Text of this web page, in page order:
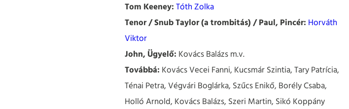
Tom Keeney:Tóth Zolka
Tenor / Snub Taylor (a trombitás) / Paul, Pincér: Horváth
Viktor
John, Ügyelő: Kovács Balázs m.v.
Továbbá: Kovács Vecei Fanni, Kucsmár Szintia, Tary Patrícia,
Ténai Petra, Végvári Boglárka, Szűcs Enikő, Borély Csaba,
Holló Arnold, Kovács Balázs, Szeri Martin, Sikó Koppány